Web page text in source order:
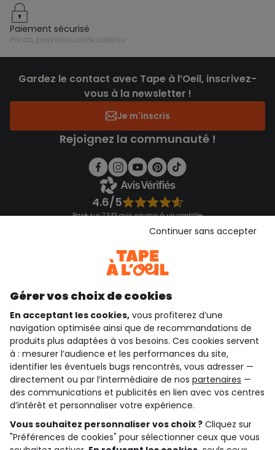
paiement sécurisé
par cb, paypal ou carte cadeau
Gardez le contact avec Tape à l’Oeil, inscrivez-
vous à la newsletter !
Je m'inscris
Rejoignez la communauté !
4.6/5
Basé sur 7 343 avis soumis à un contrôle
Consulter les CGU
qui sommes-nous ?
besoin d'aide ?
le club fidélité
notre catalogue
Gérer vos choix de cookies
En acceptant les cookies, vous profiterez d’une
navigation optimisée ainsi que de recommandations de
produits plus adaptées à vos besoins. Ces cookies servent
à : mesurer l’audience et les performances du site,
identifier les éventuels bugs rencontrés, vous adresser —
directement ou par l’intermédiaire de nos partenaires —
des communications et publicités en lien avec vos centres
d’intérêt et personnaliser votre expérience.
Vous souhaitez personnaliser vos choix ? Cliquez sur
"Préférences de cookies" pour sélectionner ceux que vous
Continuer sans accepter